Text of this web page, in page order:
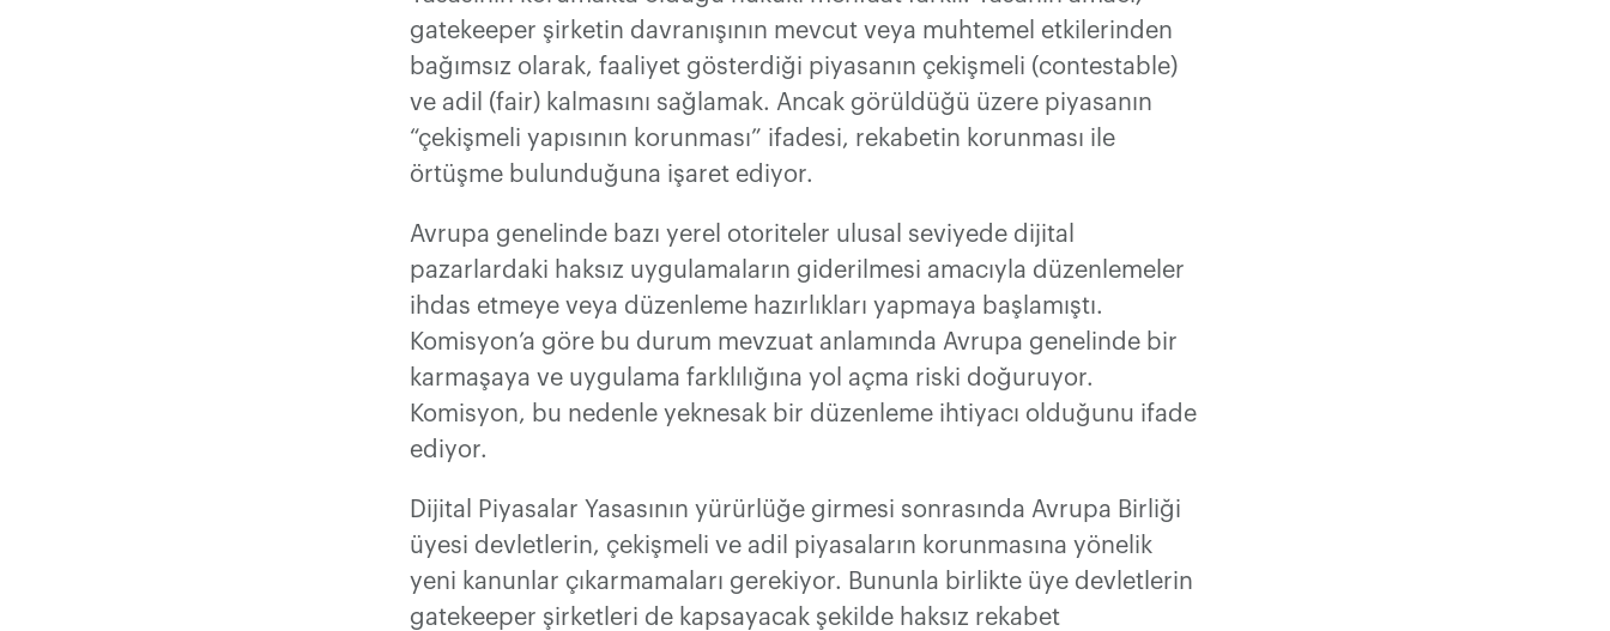
gatekeeper şirketin davranışının mevcut veya muhtemel etkilerinden
bağımsız olarak, faaliyet gösterdiği piyasanın çekişmeli (contestable)
ve adil (fair) kalmasını sağlamak. Ancak görüldüğü üzere piyasanın
“çekişmeli yapısının korunması” ifadesi, rekabetin korunması ile
örtüşme bulunduğuna işaret ediyor.
Avrupa genelinde bazı yerel otoriteler ulusal seviyede dijital
pazarlardaki haksız uygulamaların giderilmesi amacıyla düzenlemeler
ihdas etmeye veya düzenleme hazırlıkları yapmaya başlamıştı.
Komisyon’a göre bu durum mevzuat anlamında Avrupa genelinde bir
karmaşaya ve uygulama farklılığına yol açma riski doğuruyor.
Komisyon, bu nedenle yeknesak bir düzenleme ihtiyacı olduğunu ifade
ediyor.
Dijital Piyasalar Yasasının yürürlüğe girmesi sonrasında Avrupa Birliği
üyesi devletlerin, çekişmeli ve adil piyasaların korunmasına yönelik
yeni kanunlar çıkarmamaları gerekiyor. Bununla birlikte üye devletlerin
gatekeeper şirketleri de kapsayacak şekilde haksız rekabet